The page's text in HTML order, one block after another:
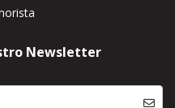
Newsletter